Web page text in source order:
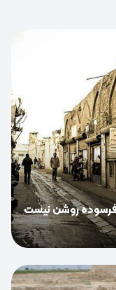
روشن نیست